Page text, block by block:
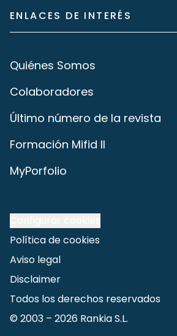
ENLACES DE INTERÉS
Quiénes Somos
Colaboradores
Último número de la revista
Formación Mifid II
MyPorfolio
Política de cookies
Aviso legal
Disclaimer
Todos los derechos reservados
© 2003 – 2026 Rankia S.L.